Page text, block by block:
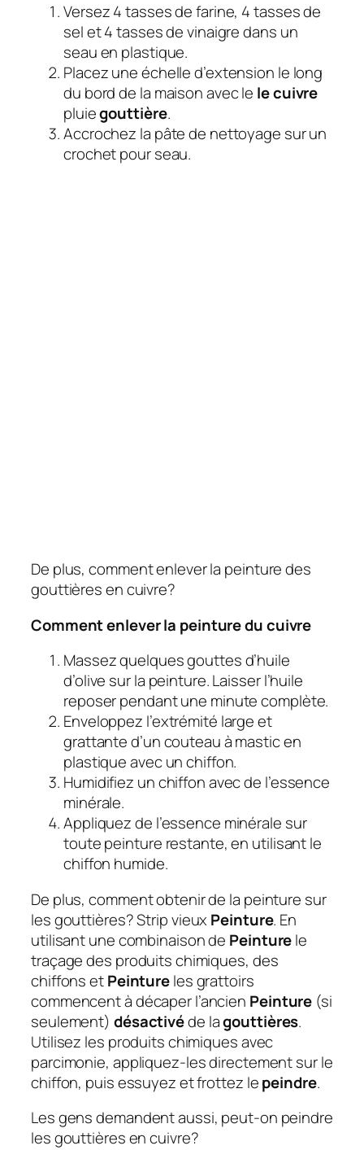
Versez 4 tasses de farine, 4 tasses de
sel et 4 tasses de vinaigre dans un
seau en plastique.
Placez une échelle d’extension le long
du bord de la maison avec le le cuivre
pluiegouttière.
Accrochez la pâte de nettoyage sur un
crochet pour seau.
De plus, comment enlever la peinture des
gouttières en cuivre?
Comment enlever la peinture du cuivre
Massez quelques gouttes d’huile
d’olive sur la peinture. Laisser l’huile
reposer pendant une minute complète.
Enveloppez l’extrémité large et
grattante d’un couteau à mastic en
plastique avec un chiffon.
Humidifiez un chiffon avec de l’essence
minérale.
Appliquez de l’essence minérale sur
toute peinture restante, en utilisant le
chiffon humide.
De plus, comment obtenir de la peinture sur
les gouttières?Strip vieux Peinture. En
utilisant une combinaison de Peinturele
traçage des produits chimiques, des
chiffons etPeintureles grattoirs
commencent à décaper l’ancien Peinture (si
seulement) désactivéde lagouttières.
Utilisez les produits chimiques avec
parcimonie, appliquez-les directement sur le
chiffon, puis essuyez et frottez lepeindre.
Les gens demandent aussi, peut-on peindre
les gouttières en cuivre?